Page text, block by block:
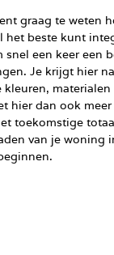
graag te weten
het beste kunt
snel een keer een
Je krijgt hier
kleuren,
hier dan ook
toekomstige
van je woning